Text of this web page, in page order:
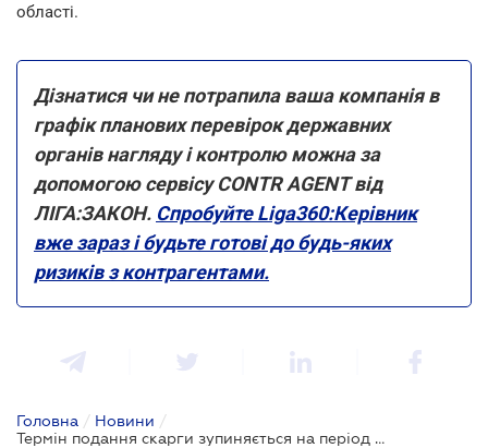
області.
Дізнатися чи не потрапила ваша компанія в
графік планових перевірок державних
органів нагляду і контролю можна за
допомогою сервісу CONTR AGENT від
ЛІГА:ЗАКОН. Спробуйте Liga360:Керівник
вже зараз і будьте готові до будь-яких
ризиків з контрагентами.
Головна / Новини /
Термін подання скарги зупиняється на період карантину - ДПС